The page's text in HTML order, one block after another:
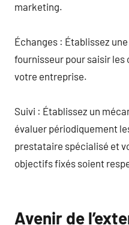
marketing.
Échanges : Établissez
fournisseur pour saisir les
votre entreprise.
Suivi : Établissez un
évaluer périodiquement
prestataire spécialisé et
objectifs fixés soient
Avenir de